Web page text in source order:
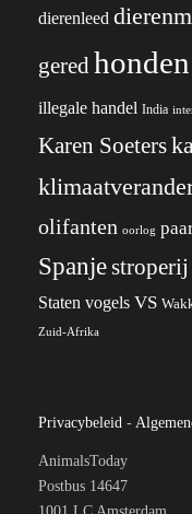
dierenleed
gered honden
illegale handel India
Karen Soeters
olifanten oorlog
Spanjestroperij
Staten vogels VS
Zuid-Afrika
Privacybeleid -
AnimalsToday
Postbus 14647